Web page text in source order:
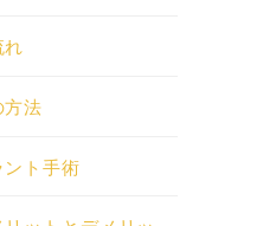
法
ト手術